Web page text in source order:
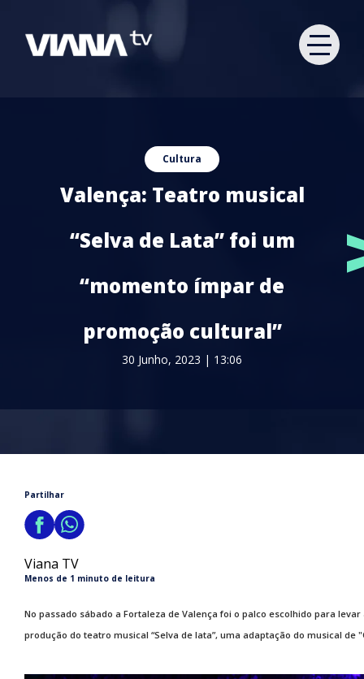
Cultura
Valença: Teatro musical
“Selva de Lata” foi um
“momento ímpar de
promoção cultural”
30 Junho, 2023 | 13:06
Partilhar
Viana TV
Menos de 1 minuto de leitura
No passado sábado a Fortaleza de Valença foi o palco escolhido para levar
produção do teatro musical “Selva de lata”, uma adaptação do musical de